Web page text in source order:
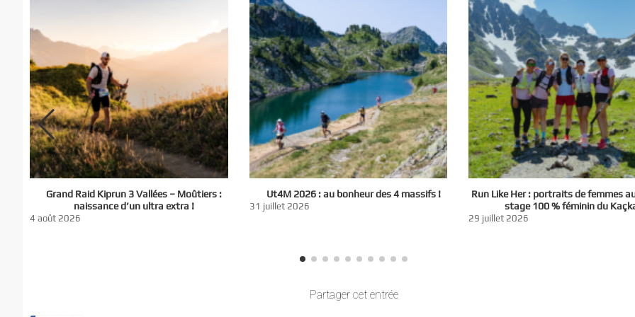
Grand Raid Kiprun 3 Vallées – Moûtiers :
naissance d’un ultra extra !
4 août 2026
Ut4M 2026 : au bonheur des 4 massifs !
31 juillet 2026
Run Like Her : portraits de femmes
stage 100 % féminin du
29 juillet 2026
Partager cet entrée